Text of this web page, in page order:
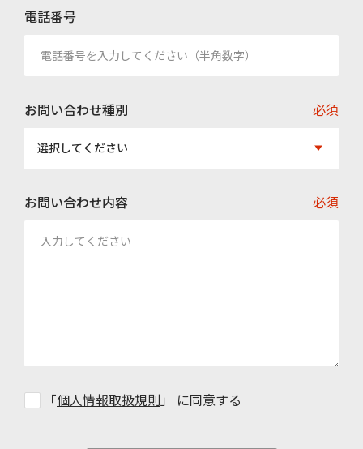
電話番号
お問い合わせ種別 必須
選択してください
お問い合わせ内容 必須
「個人情報取扱規則 」 に同意する